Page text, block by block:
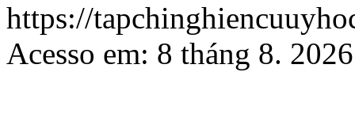
https://
Acesso em: 8 tháng 8.